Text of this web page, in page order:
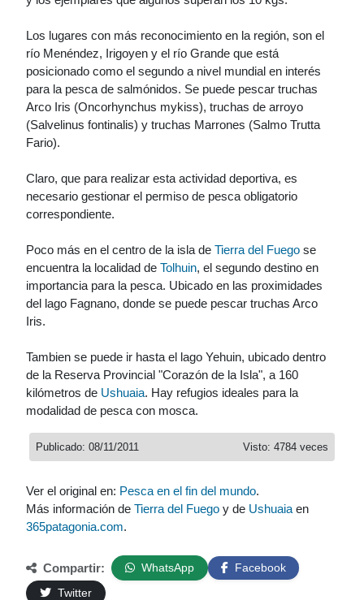
Los lugares con más reconocimiento en la región, son el
río Menéndez, Irigoyen y el río Grande que está
posicionado como el segundo a nivel mundial en interés
para la pesca de salmónidos. Se puede pescar truchas
Arco Iris (Oncorhynchus mykiss), truchas de arroyo
(Salvelinus fontinalis) y truchas Marrones (Salmo Trutta
Fario).
Claro, que para realizar esta actividad deportiva, es
necesario gestionar el permiso de pesca obligatorio
correspondiente.
Poco más en el centro de la isla de Tierra del Fuego se
encuentra la localidad de Tolhuin, el segundo destino en
importancia para la pesca. Ubicado en las proximidades
del lago Fagnano, donde se puede pescar truchas Arco
Iris.
Tambien se puede ir hasta el lago Yehuin, ubicado dentro
de la Reserva Provincial "Corazón de la Isla", a 160
kilómetros de Ushuaia. Hay refugios ideales para la
modalidad de pesca con mosca.
Visto: 4784 veces
Publicado: 08/11/2011
Ver el original en: Pesca en el fin del mundo.
Más información de Tierra del Fuego y de Ushuaia en
365patagonia.com.
Compartir: WhatsApp
Facebook
Twitter